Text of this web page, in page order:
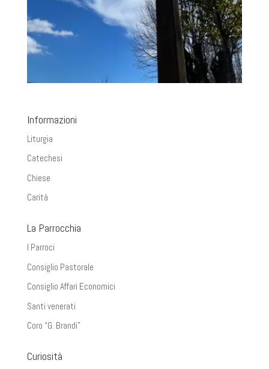
Informazioni
Liturgia
Catechesi
Chiese
Carità
La Parrocchia
I Parroci
Consiglio Pastorale
Consiglio Affari Economici
Santi venerati
Coro “G. Brandi”
Curiosità